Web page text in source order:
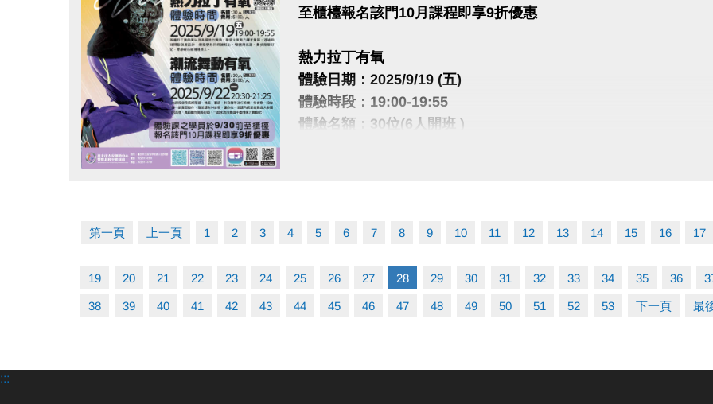
至櫃檯報名該門10月課程即享9折優惠
熱力拉丁有氧
體驗日期：2025/9/19 (五)
體驗時段：19:00-19:55
體驗名額：30位(6人開班 )
體驗日期：2025/9/22 (一)
體驗時段：20:30-21:25
本課程使用近期華語、韓風、臺語、抖音舞等流行音樂，
第一頁 上一頁 1 2 3 4 5 6 7 8 9 10 11 12 13 14 15 16 17
19 20 21 22 23 24 25 26 27 28 29 30 31 32 33 34 35 36
38 39 40 41 42 43 44 45 46 47 48 49 50 51 52 53 下一頁 最
:::